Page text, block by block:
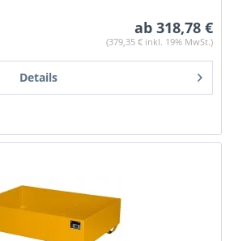
ab 318,78 €
(379,35 € inkl. 19% MwSt.)
Details